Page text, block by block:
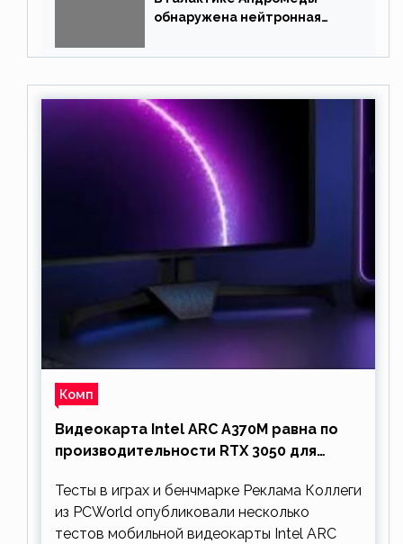
обнаружена нейтронная
Комп
Видеокарта Intel ARC A370M равна по
производительности RTX 3050 для
Тесты в играх и бенчмарке Реклама Коллеги
из PCWorld опубликовали несколько
тестов мобильной видеокарты Intel ARC